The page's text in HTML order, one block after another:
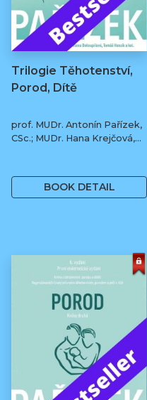
Trilogie Těhotenství,
Porod, Dítě
prof. MUDr. Antonín Pařízek,
CSc.; MUDr. Hana Krejčová,
Tomáš Honzík, Ph.D. a kol.
BOOK DETAIL